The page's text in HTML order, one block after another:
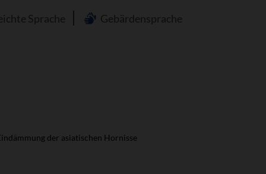
Sprache Gebärdensprache
der asiatischen Hornisse